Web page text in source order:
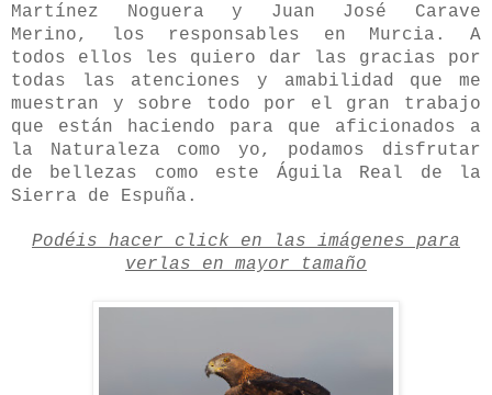
Martínez Noguera y Juan José Carave
Merino, los responsables en Murcia. A
todos ellos les quiero dar las gracias por
todas las atenciones y amabilidad que me
muestran y sobre todo por el gran trabajo
que están haciendo para que aficionados a
la Naturaleza como yo, podamos disfrutar
de bellezas como este Águila Real de la
Sierra de Espuña.
Podéis hacer click en las imágenes para
verlas en mayor tamaño